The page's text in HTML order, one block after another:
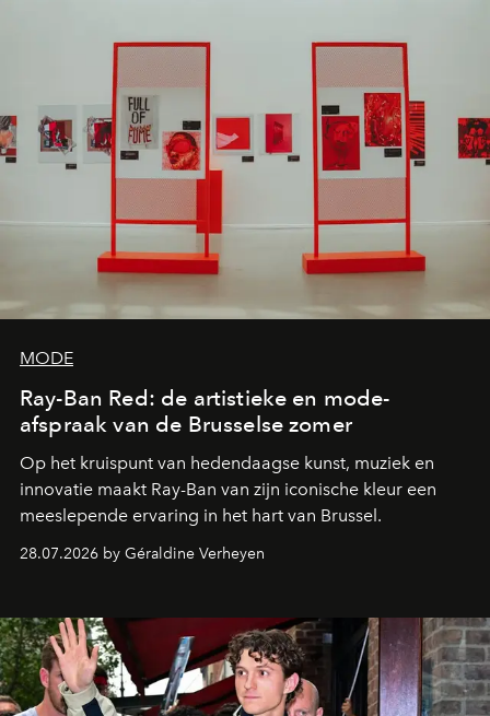
MODE
Ray-Ban Red: de artistieke en mode-
afspraak van de Brusselse zomer
Op het kruispunt van hedendaagse kunst, muziek en
innovatie maakt Ray-Ban van zijn iconische kleur een
meeslepende ervaring in het hart van Brussel.
28.07.2026 by Géraldine Verheyen